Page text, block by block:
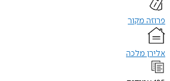
פרוזה מקור
אלירן מלכה